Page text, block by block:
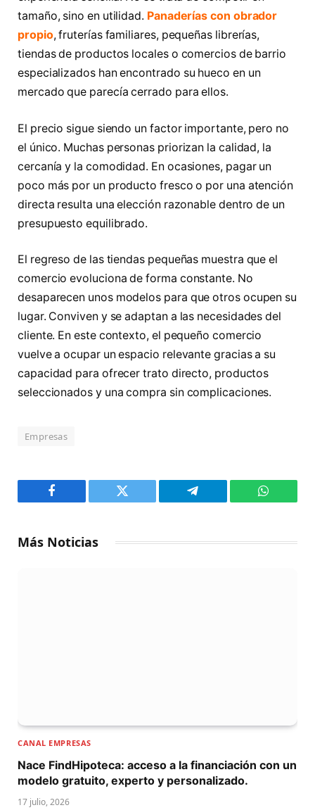
tamaño, sino en utilidad. Panaderías con obrador
propio, fruterías familiares, pequeñas librerías,
tiendas de productos locales o comercios de barrio
especializados han encontrado su hueco en un
mercado que parecía cerrado para ellos.
El precio sigue siendo un factor importante, pero no
el único. Muchas personas priorizan la calidad, la
cercanía y la comodidad. En ocasiones, pagar un
poco más por un producto fresco o por una atención
directa resulta una elección razonable dentro de un
presupuesto equilibrado.
El regreso de las tiendas pequeñas muestra que el
comercio evoluciona de forma constante. No
desaparecen unos modelos para que otros ocupen su
lugar. Conviven y se adaptan a las necesidades del
cliente. En este contexto, el pequeño comercio
vuelve a ocupar un espacio relevante gracias a su
capacidad para ofrecer trato directo, productos
seleccionados y una compra sin complicaciones.
Empresas
Facebook Twitter Telegram
Más Noticias
CANAL EMPRESAS
Nace FindHipoteca: acceso a la financiación con un
modelo gratuito, experto y personalizado.
17 julio, 2026